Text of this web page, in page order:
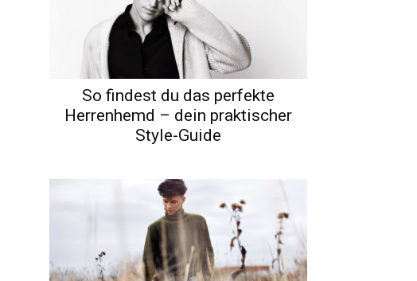
So findest du das perfekte
Herrenhemd – dein praktischer
Style-Guide